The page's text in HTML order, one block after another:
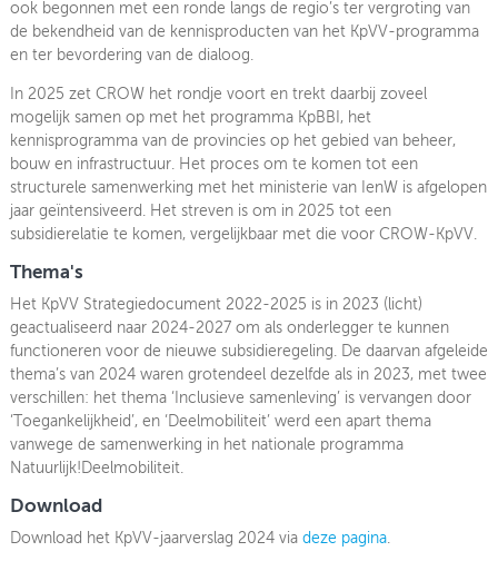
ook begonnen met een ronde langs de regio’s ter vergroting van
de bekendheid van de kennisproducten van het KpVV-programma
en ter bevordering van de dialoog.
In 2025 zet CROW het rondje voort en trekt daarbij zoveel
mogelijk samen op met het programma KpBBI, het
kennisprogramma van de provincies op het gebied van beheer,
bouw en infrastructuur. Het proces om te komen tot een
structurele samenwerking met het ministerie van IenW is afgelopen
jaar geïntensiveerd. Het streven is om in 2025 tot een
subsidierelatie te komen, vergelijkbaar met die voor CROW-KpVV.
Thema's
Het KpVV Strategiedocument 2022-2025 is in 2023 (licht)
geactualiseerd naar 2024-2027 om als onderlegger te kunnen
functioneren voor de nieuwe subsidieregeling. De daarvan afgeleide
thema’s van 2024 waren grotendeel dezelfde als in 2023, met twee
verschillen: het thema ‘Inclusieve samenleving’ is vervangen door
‘Toegankelijkheid’, en ‘Deelmobiliteit’ werd een apart thema
vanwege de samenwerking in het nationale programma
Natuurlijk!Deelmobiliteit.
Download
Download het KpVV-jaarverslag 2024 via deze pagina.